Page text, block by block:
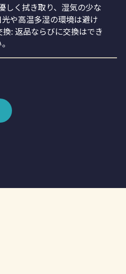
しく拭き取り、湿気の少な
や高温多湿の環境は避け
: 返品ならびに交換はでき